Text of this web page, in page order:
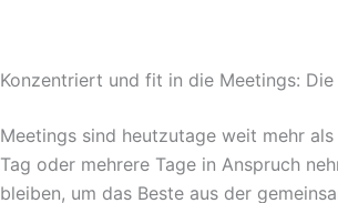
Konzentriert und fit in die Meetings:
Meetings sind heutzutage weit mehr
Tag oder mehrere Tage in Anspruch
bleiben, um das Beste aus der